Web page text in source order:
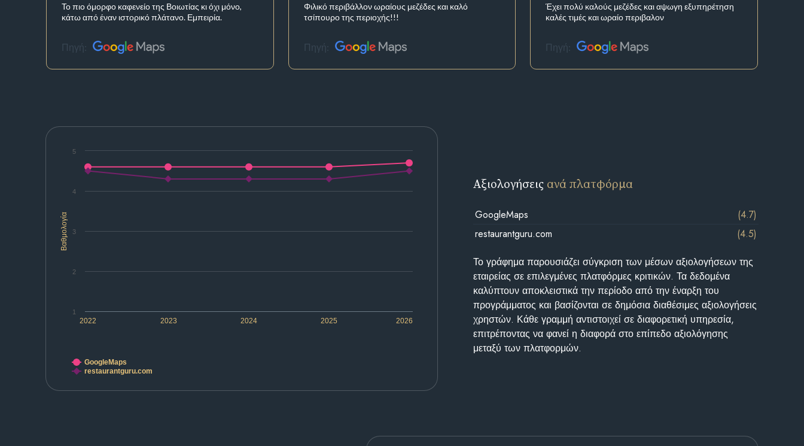
Το πιο όμορφο καφενείο της Βοιωτίας κι όχι μόνο,
κάτω από έναν ιστορικό πλάτανο. Εμπειρία.
Πηγή:
Φιλικό περιβάλλον ωραίους μεζέδες και καλό
τσίπουρο της περιοχής!!!
Πηγή:
Έχει πολύ καλούς μεζέδες και αψωγη εξυπηρέτηση
καλές τιμές και ωραίο περιβαλον
Πηγή:
Βαθμολογία
2022 2023 2024 2025 2026
1
2
3
4
5
GoogleMaps
restaurantguru.com
Αξιολογήσεις ανά πλατφόρμα
GoogleMaps
(4.7)
restaurantguru.com
(4.5)
Το γράφημα παρουσιάζει σύγκριση των μέσων αξιολογήσεων της
εταιρείας σε επιλεγμένες πλατφόρμες κριτικών. Τα δεδομένα
καλύπτουν αποκλειστικά την περίοδο από την έναρξη του
προγράμματος και βασίζονται σε δημόσια διαθέσιμες αξιολογήσεις
χρηστών. Κάθε γραμμή αντιστοιχεί σε διαφορετική υπηρεσία,
επιτρέποντας να φανεί η διαφορά στο επίπεδο αξιολόγησης
μεταξύ των πλατφορμών.